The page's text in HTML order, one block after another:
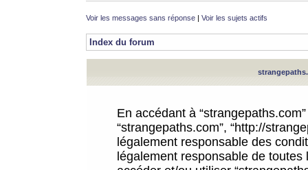
Voir les messages sans réponse | Voir les sujets actifs
Index du forum
En accédant à
“strangepaths.com”, “http://
légalement responsable des
légalement responsable de